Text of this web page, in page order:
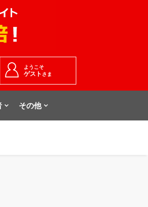
ようこそ
ゲスト さま
その他